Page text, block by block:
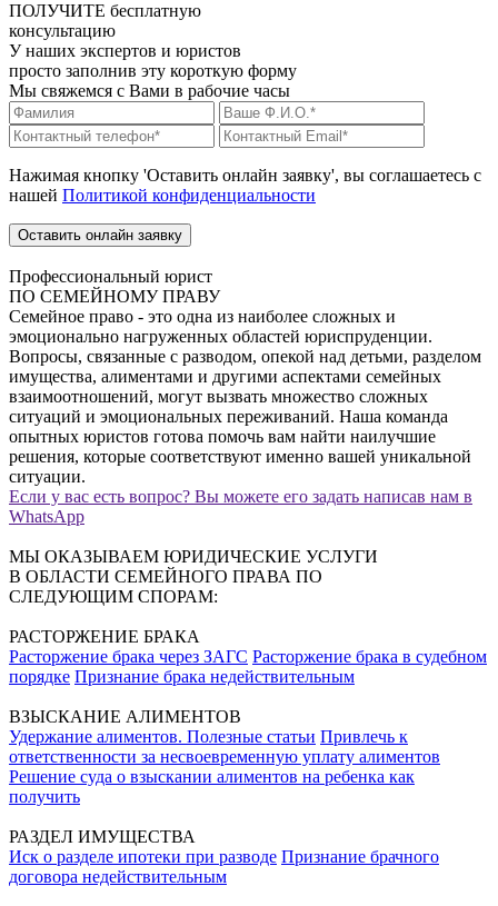
ПОЛУЧИТЕ бесплатную
консультацию
У наших экспертов и юристов
просто заполнив эту короткую форму
Мы свяжемся с Вами в рабочие часы
Нажимая кнопку 'Оставить онлайн заявку', вы соглашаетесь с
нашей Политикой конфиденциальности
Оставить онлайн заявку
Профессиональный юрист
ПО СЕМЕЙНОМУ ПРАВУ
Семейное право - это одна из наиболее сложных и
эмоционально нагруженных областей юриспруденции.
Вопросы, связанные с разводом, опекой над детьми, разделом
имущества, алиментами и другими аспектами семейных
взаимоотношений, могут вызвать множество сложных
ситуаций и эмоциональных переживаний. Наша команда
опытных юристов готова помочь вам найти наилучшие
решения, которые соответствуют именно вашей уникальной
ситуации.
Если у вас есть вопрос? Вы можете его задать написав нам в
WhatsApp
МЫ ОКАЗЫВАЕМ ЮРИДИЧЕСКИЕ УСЛУГИ
В ОБЛАСТИ СЕМЕЙНОГО ПРАВА ПО
СЛЕДУЮЩИМ СПОРАМ:
РАСТОРЖЕНИЕ БРАКА
Расторжение брака через ЗАГС Расторжение брака в судебном
порядке Признание брака недействительным
ВЗЫСКАНИЕ АЛИМЕНТОВ
Удержание алиментов. Полезные статьи Привлечь к
ответственности за несвоевременную уплату алиментов
Решение суда о взыскании алиментов на ребенка как
получить
РАЗДЕЛ ИМУЩЕСТВА
Иск о разделе ипотеки при разводе Признание брачного
договора недействительным